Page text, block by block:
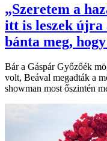
„Szeretem a
itt is leszek újra
bánta meg,
Bár a Gáspár Győzőék
volt, Beával megadták a
showman most őszintén